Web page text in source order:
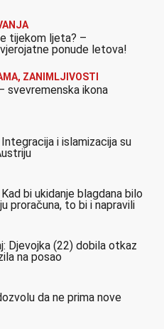
tijekom ljeta? –
ponude letova!
, ZANIMLJIVOSTI
svevremenska ikona
i islamizacija su
bi ukidanje blagdana bilo
proračuna, to bi i napravili
Djevojka (22) dobila otkaz
na posao
da ne prima nove